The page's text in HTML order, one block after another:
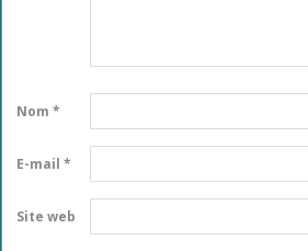
Nom *
E-mail *
Site web